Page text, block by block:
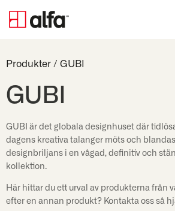
Produkter / GUBI
GUBI
GUBI är det globala designhuset där
dagens kreativa talanger möts och
designbriljans i en vågad, definitiv och
kollektion.
Här hittar du ett urval av produkterna från
efter en annan produkt? Kontakta oss så